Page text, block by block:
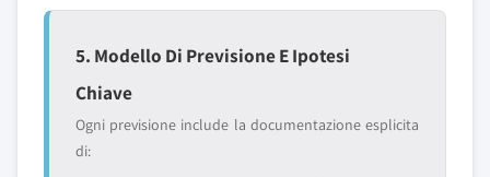
5. Modello Di Previsione E Ipotesi
Chiave
Ogni previsione include la documentazione esplicita
di: